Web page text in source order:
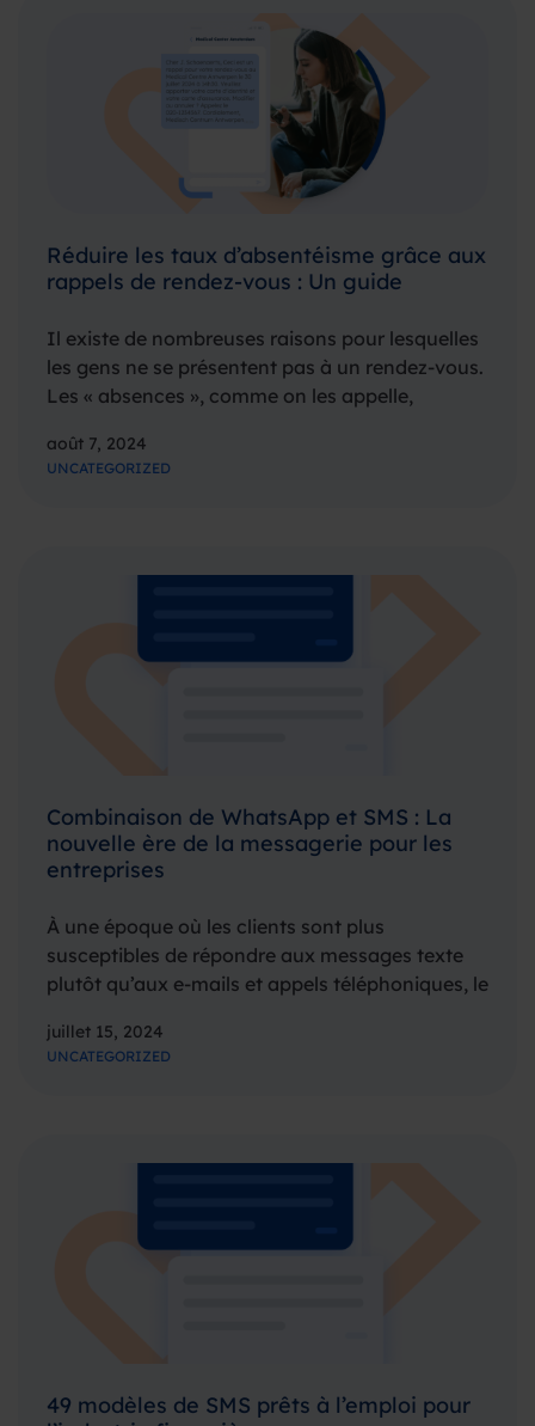
Réduire les taux d’absentéisme grâce aux
rappels de rendez-vous : Un guide
Il existe de nombreuses raisons pour lesquelles
les gens ne se présentent pas à un rendez-vous.
Les « absences », comme on les appelle,
organisations de différents secteurs tels que la
août 7, 2024
UNCATEGORIZED
Combinaison de WhatsApp et SMS : La
nouvelle ère de la messagerie pour les
entreprises
À une époque où les clients sont plus
susceptibles de répondre aux messages texte
plutôt qu’aux e-mails et appels téléphoniques, le
indéniable. Au cours des dernières décennies,
juillet 15, 2024
UNCATEGORIZED
49 modèles de SMS prêts à l’emploi pour